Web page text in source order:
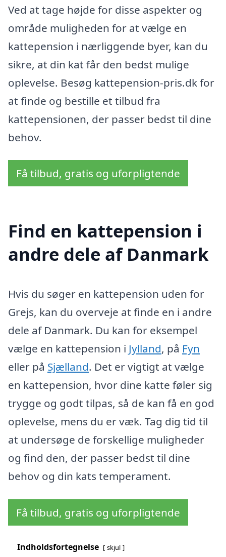
Ved at tage højde for disse aspekter og
område muligheden for at vælge en
kattepension i nærliggende byer, kan du
sikre, at din kat får den bedst mulige
oplevelse. Besøg kattepension-pris.dk for
at finde og bestille et tilbud fra
kattepensionen, der passer bedst til dine
behov.
Få tilbud, gratis og uforpligtende
Find en kattepension i
andre dele af Danmark
Hvis du søger en kattepension uden for
Grejs, kan du overveje at finde en i andre
dele af Danmark. Du kan for eksempel
vælge en kattepension i Jylland, på Fyn
eller på Sjælland. Det er vigtigt at vælge
en kattepension, hvor dine katte føler sig
trygge og godt tilpas, så de kan få en god
oplevelse, mens du er væk. Tag dig tid til
at undersøge de forskellige muligheder
og find den, der passer bedst til dine
behov og din kats temperament.
Få tilbud, gratis og uforpligtende
Indholdsfortegnelse skjul